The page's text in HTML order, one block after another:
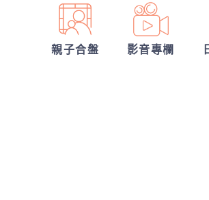
一張命盤，算出你全家
#shorts
親子合盤 影音專欄